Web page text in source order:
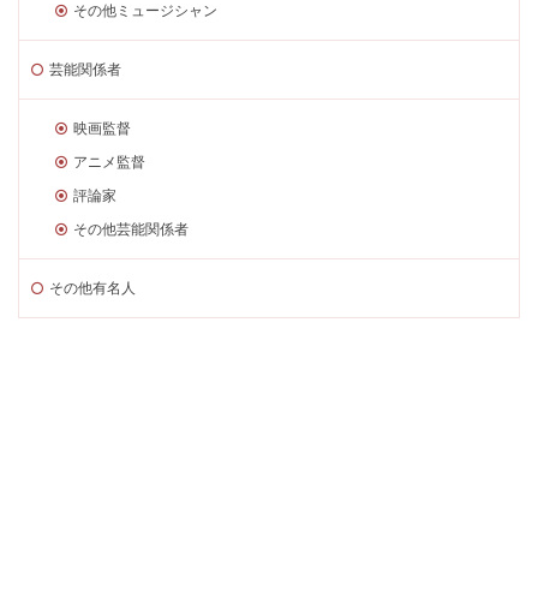
その他ミュージシャン
芸能関係者
映画監督
アニメ監督
評論家
その他芸能関係者
その他有名人